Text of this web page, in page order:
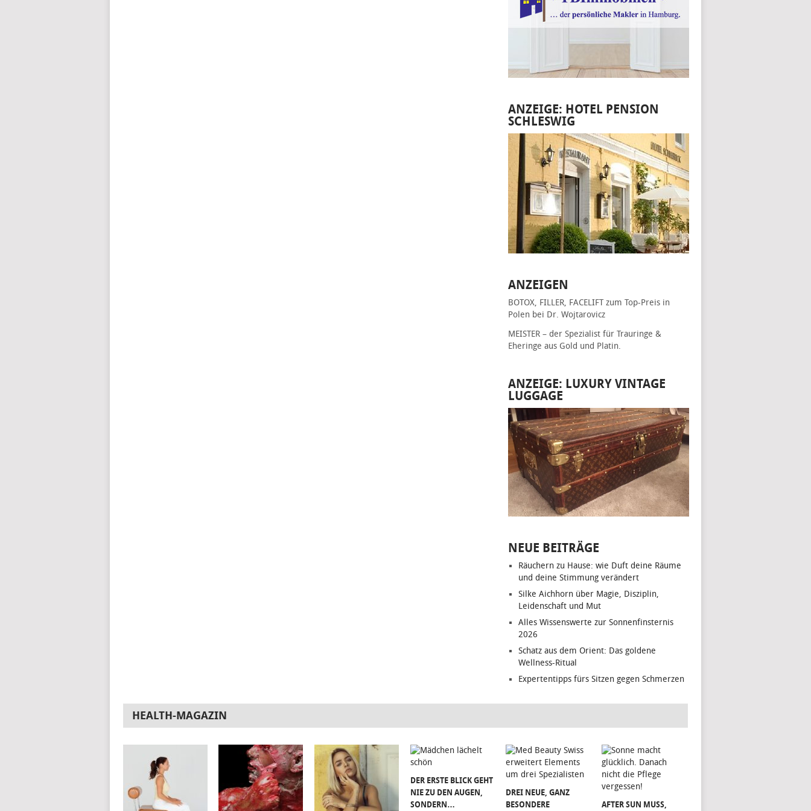
ANZEIGE: HOTEL PENSION
SCHLESWIG
ANZEIGEN
BOTOX, FILLER, FACELIFT zum Top-Preis in
Polen bei Dr. Wojtarovicz
MEISTER – der Spezialist für Trauringe &
Eheringe aus Gold und Platin.
ANZEIGE: LUXURY VINTAGE
LUGGAGE
NEUE BEITRÄGE
Räuchern zu Hause: wie Duft deine Räume
und deine Stimmung verändert
Silke Aichhorn über Magie, Disziplin,
Leidenschaft und Mut
Alles Wissenswerte zur Sonnenfinsternis
2026
Schatz aus dem Orient: Das goldene
Wellness-Ritual
Expertentipps fürs Sitzen gegen Schmerzen
HEALTH-MAGAZIN
DER ERSTE BLICK GEHT
NIE ZU DEN AUGEN,
SONDERN…
DREI NEUE, GANZ
BESONDERE
AFTER SUN MUSS,